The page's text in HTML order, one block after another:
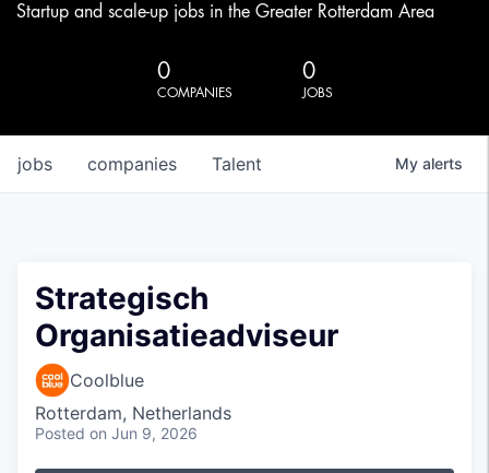
Startup and scale-up jobs in the Greater Rotterdam Area
0
COMPANIES
0
JOBS
jobs companies Talent My alerts
Strategisch
Organisatieadviseur
Coolblue
Rotterdam, Netherlands
Posted on Jun 9, 2026